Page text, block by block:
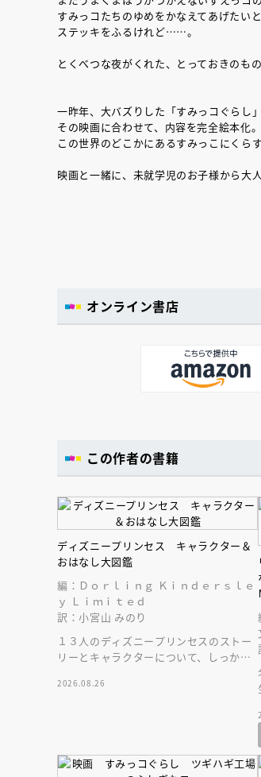
すみっコたちのゆめをかなえてあげたいと
ステッキをふるけれど……。
とくべつな夜がくれた、とっておきのもの
一昨年、大バズりした「すみっコぐらし
その映画に合わせて、内容を完全絵本化。
この世界のどこかにあるすみっこにくら
映画と一緒に、未就学児のお子様から大
オンライン書店
この作者の書籍
ディズニープリンセス キャラクター＆
おはなし大図鑑
編：Ｄｏｒｌｉｎｇ Ｋｉｎｄｅｒｓｌｅ
ｙ Ｌｉｍｉｔｅｄ
訳：小宮山 みのり
１３人のディズニープリンセスのストー
リーとキャラクターについて、しっかり
2026.08.26